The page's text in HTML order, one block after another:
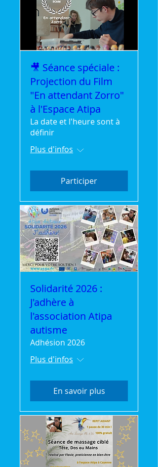
🎥 Séance spéciale :
Projection du Film
"En attendant Zorro"
à l'Espace Atipa
La date et l'heure sont à
définir
Plus d'infos
Participer
Solidarité 2026 :
J'adhère à
l'association Atipa
autisme
Adhésion 2026
Plus d'infos
En savoir plus